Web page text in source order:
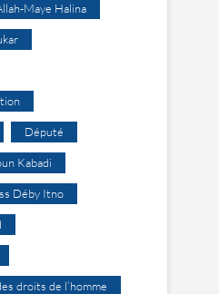
Maye Halina
Député
Kabadi
Déby Itno
droits de l’homme